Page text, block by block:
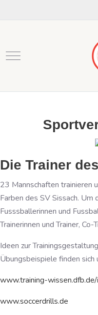
Mobile Menu Toggle
Die Trainer
23 Mannschaften trainieren
Farben des SV Sissach.
Fusssballerinnen und
Trainerinnen und Trainer,
Ideen zur
Übungsbeispiele finden sich
www.training-
www.soccerdrills.de